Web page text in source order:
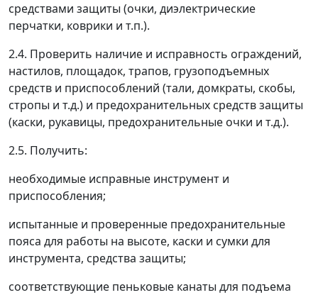
средствами защиты (очки, диэлектрические
перчатки, коврики и т.п.).
2.4. Проверить наличие и исправность ограждений,
настилов, площадок, трапов, грузоподъемных
средств и приспособлений (тали, домкраты, скобы,
стропы и т.д.) и предохранительных средств защиты
(каски, рукавицы, предохранительные очки и т.д.).
2.5. Получить:
необходимые исправные инструмент и
приспособления;
испытанные и проверенные предохранительные
пояса для работы на высоте, каски и сумки для
инструмента, средства защиты;
соответствующие пеньковые канаты для подъема